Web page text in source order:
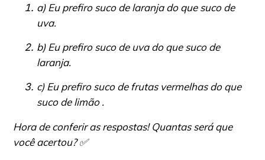
a) Eu prefiro suco de laranja do que suco de
uva.
b) Eu prefiro suco de uva do que suco de
laranja.
c) Eu prefiro suco de frutas vermelhas do que
suco de limão .
Hora de conferir as respostas! Quantas será que
você acertou? ✅